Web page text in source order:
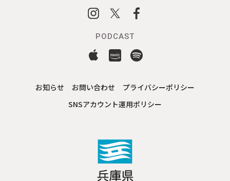
PODCAST
お知らせ お問い合わせ
プライバシーポリシー
SNSアカウント運用ポリシー